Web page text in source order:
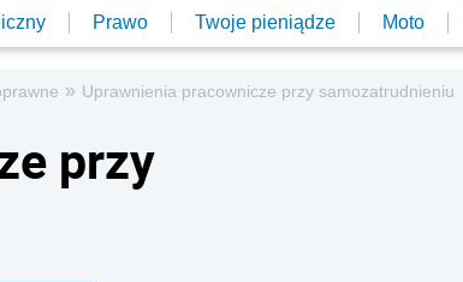
Prawo Twoje pieniądze Moto
» Uprawnienia pracownicze przy samozatrudnieniu
przy